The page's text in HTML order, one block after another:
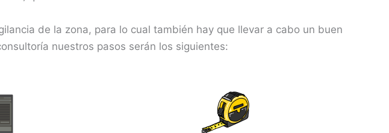
de la zona, para lo cual también hay que llevar a cabo un buen
nuestros pasos serán los siguientes: